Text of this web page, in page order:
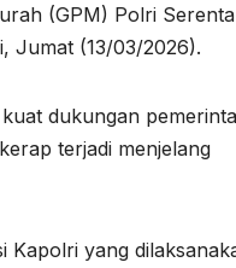
(GPM) Polri
Jumat (13/03/2026).
dukungan
terjadi menjelang
Kapolri yang